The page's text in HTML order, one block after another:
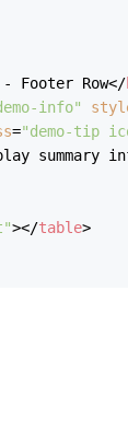
Footer Row</
info"
="demo-tip
summary
></table>